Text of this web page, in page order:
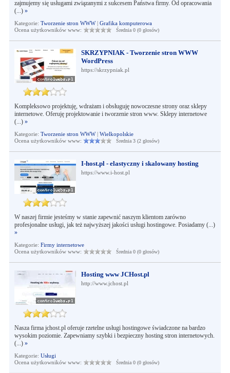
zajmujemy się usługami związanymi z sukcesem Państwa firmy. Od opracowania
(...) »
Kategorie: Tworzenie stron WWW| Grafika komputerowa
Ocena użytkowników www:
Średnia 0 (0 głosów)
SKRZYPNIAK - Tworzenie stron WWW
WordPress
https://skrzypniak.pl
Kompleksowo projektuję, wdrażam i obsługuję nowoczesne strony oraz sklepy
internetowe. Oferuję projektowanie i tworzenie stron www. Sklepy internetowe
(...) »
Kategorie: Tworzenie stron WWW| Wielkopolskie
Ocena użytkowników www:
Średnia 3 (2 głosów)
I-host.pl - elastyczny i skalowany hosting
https://www.i-host.pl
W naszej firmie jesteśmy w stanie zapewnić naszym klientom zarówno
profesjonalne usługi, jak też najwyższej jakości usługi hostingowe. Posiadamy (...)
»
Kategorie: Firmy internetowe
Ocena użytkowników www:
Średnia 0 (0 głosów)
Hosting www JCHost.pl
http://www.jchost.pl
Nasza firma jchost.pl oferuje rzetelne usługi hostingowe świadczone na bardzo
wysokim poziomie. Zapewniamy szybki i bezpieczny hosting stron internetowych.
(...) »
Kategorie: Usługi
Ocena użytkowników www:
Średnia 0 (0 głosów)